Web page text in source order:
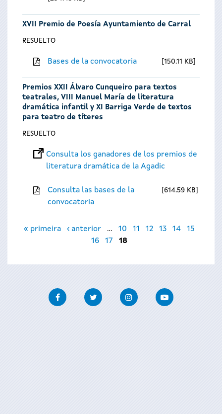
XVII Premio de Poesía Ayuntamiento de Carral
RESUELTO
Bases de la convocatoria 150.11 KB
Premios XXII Álvaro Cunqueiro para textos
teatrales, VIII Manuel María de literatura
dramática infantil y XI Barriga Verde de textos
para teatro de títeres
RESUELTO
Consulta los ganadores de los premios de
literatura dramática de la Agadic
Consulta las bases de la
convocatoria
614.59 KB
Páginas
« primeira ‹ anterior … 10 11 12 13 14
15
16
17 18
FacebookTwitter InstagramYoutube